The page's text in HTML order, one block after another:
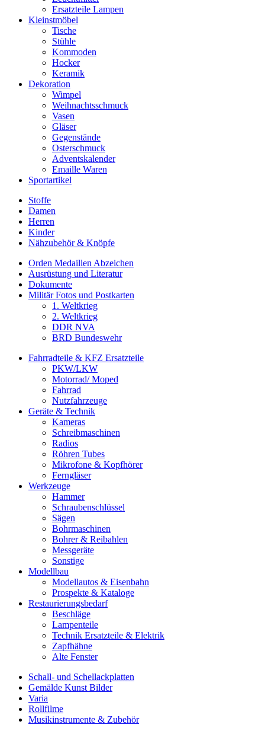
Ersatzteile Lampen
Kleinstmöbel
Tische
Stühle
Kommoden
Hocker
Keramik
Dekoration
Wimpel
Weihnachtsschmuck
Vasen
Gläser
Gegenstände
Osterschmuck
Adventskalender
Emaille Waren
Sportartikel
Stoffe
Damen
Herren
Kinder
Nähzubehör & Knöpfe
Orden Medaillen Abzeichen
Ausrüstung und Literatur
Dokumente
Militär Fotos und Postkarten
1. Weltkrieg
2. Weltkrieg
DDR NVA
BRD Bundeswehr
Fahrradteile & KFZ Ersatzteile
PKW/LKW
Motorrad/ Moped
Fahrrad
Nutzfahrzeuge
Geräte & Technik
Kameras
Schreibmaschinen
Radios
Röhren Tubes
Mikrofone & Kopfhörer
Ferngläser
Werkzeuge
Hammer
Schraubenschlüssel
Sägen
Bohrmaschinen
Bohrer & Reibahlen
Messgeräte
Sonstige
Modellbau
Modellautos & Eisenbahn
Prospekte & Kataloge
Restaurierungsbedarf
Beschläge
Lampenteile
Technik Ersatzteile & Elektrik
Zapfhähne
Alte Fenster
Schall- und Schellackplatten
Gemälde Kunst Bilder
Varia
Rollfilme
Musikinstrumente & Zubehör